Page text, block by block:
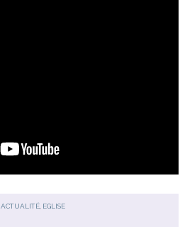
ACTUALITÉ, EGLISE